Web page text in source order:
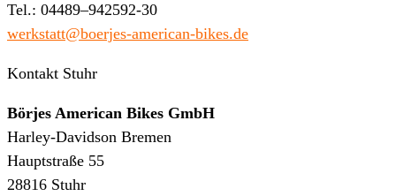
Tel.: 04489–942592-30
werkstatt@boerjes-american-bikes.de
Kontakt Stuhr
Börjes American Bikes GmbH
Harley-Davidson Bremen
Hauptstraße 55
28816 Stuhr